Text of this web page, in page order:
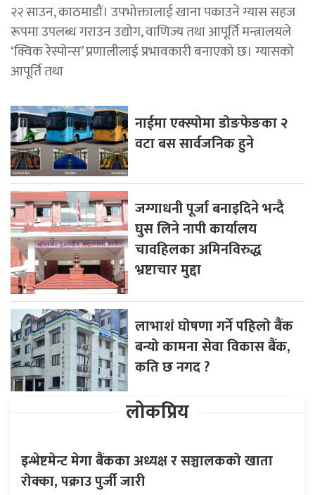
२२ साउन, काठमाडाैं। उपभोक्तालाई खाना पकाउने ग्यास सहज
रूपमा उपलब्ध गराउन उद्योग, वाणिज्य तथा आपूर्ति मन्त्रालयले
‘क्विक रेस्पोन्स’ प्रणालीलाई प्रभावकारी बनाएको छ। ग्यासको
आपूर्ति तथा
नाईमा एक्स्पोमा डोङफेङका २
वटा बस सार्वजनिक हुने
जग्गाधनी पूर्जा बनाइदिने भन्दै
घुस लिने नापी कार्यालय
चावहिलका अमिनविरुद्ध
भ्रष्टाचार मुद्दा
लाभाशं घोषणा गर्ने पहिलो बैंक
बन्यो कामना सेवा विकास बैंक,
कति छ नगद ?
लोकप्रिय
इन्भेष्टमेन्ट मेगा बैंकका अध्यक्ष र सञ्चालकको खाता
रोक्का, पक्राउ पुर्जी जारी